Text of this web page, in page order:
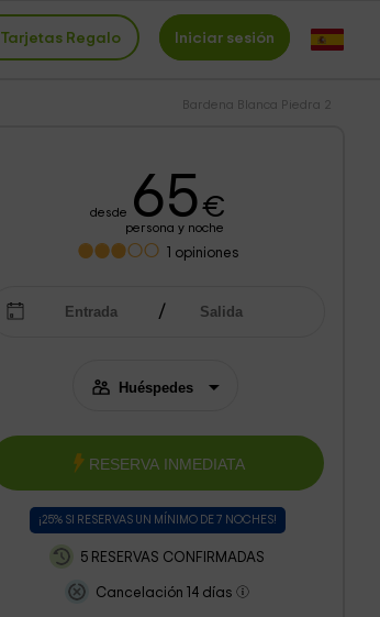
Tarjetas Regalo Iniciar sesión
Bardena Blanca Piedra 2
desde 65€
persona y noche
1 opiniones
RESERVA INMEDIATA
¡25% SI RESERVAS UN MÍNIMO DE 7 NOCHES!
5 RESERVAS CONFIRMADAS
Cancelación 14 días